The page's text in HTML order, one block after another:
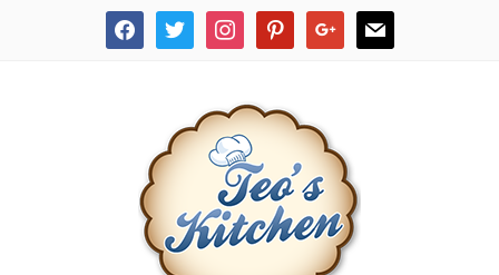
facebooktwitter instagrampinterestgoogle mail